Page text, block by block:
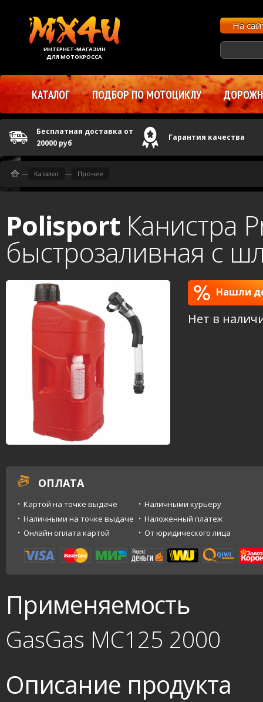
Polisport Канистра
быстрозаливная с
Нашли
Нет в
ОПЛАТА
Картой на точке выдаче
Наличными курьеру
Наличными на точке выдаче
Наложенный платеж
Онлайн оплата картой
От юридического лица
Применяемость
GasGas MC125 2000
Описание продукта
— Каталог — Прочее
ИНТЕРНЕТ-МАГАЗИН
ДЛЯ МОТОКРОССА
На
КАТАЛОГ ПОДБОР ПО МОТОЦИКЛУ
Бесплатная доставка от
20000 руб
Гарантия качества